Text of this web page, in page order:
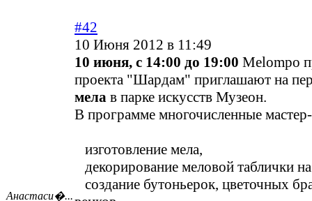
Анастаси�...
#42
10 Июня 2012 в 11:49
10 июня, с 14:00 до 19:00 Melompo
проекта "Шардам" приглашают на
мела в парке искусств Музеон.
В программе многочисленные
изготовление мела,
декорирование меловой таблички
создание бутоньерок, цветочных